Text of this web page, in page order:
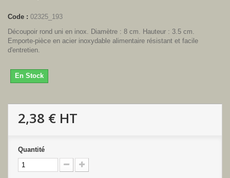
Code : 02325_193
Découpoir rond uni en inox. Diamètre : 8 cm. Hauteur : 3.5 cm.
Emporte-pièce en acier inoxydable alimentaire résistant et facile
d'entretien.
En Stock
2,38 € HT
Quantité